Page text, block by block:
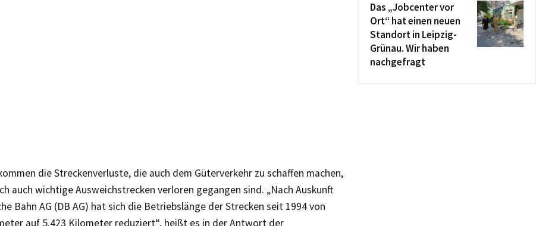
die Streckenverluste, die auch dem Güterverkehr zu schaffen machen,
auch wichtige Ausweichstrecken verloren gegangen sind. „Nach Auskunft
Bahn AG (DB AG) hat sich die Betriebslänge der Strecken seit 1994 von
auf 5.423 Kilometer reduziert“, heißt es in der Antwort der
Das „Jobcenter vor
Ort“ hat einen neuen
Standort in Leipzig-
Grünau. Wir haben
nachgefragt